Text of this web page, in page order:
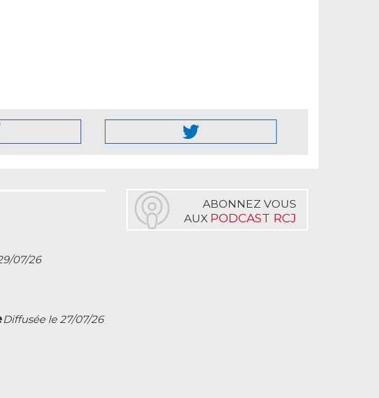
07/26
Diffusée le 27/07/26
ABONNEZ VOUS
AUX PODCAST RCJ